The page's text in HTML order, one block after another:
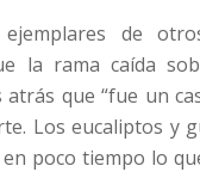
de
la rama caída
atrás que “fue un
Los eucaliptos y
poco tiempo lo